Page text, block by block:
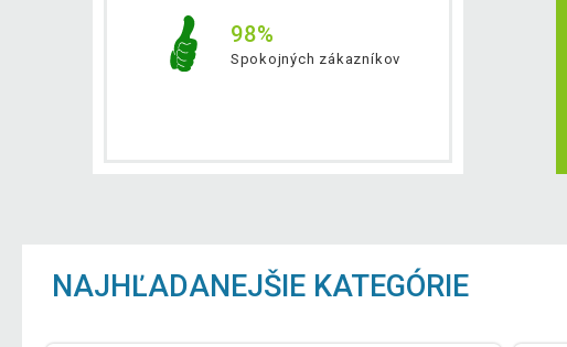
98%
Spokojných zákazníkov
NAJHĽADANEJŠIE KATEGÓRIE